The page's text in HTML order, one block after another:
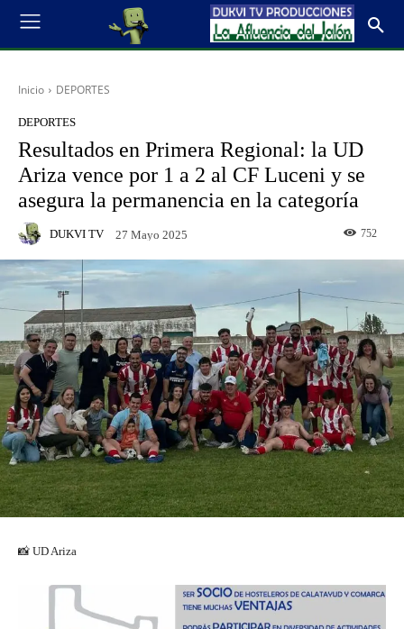
Inicio DEPORTES
DEPORTES
Resultados en Primera Regional: la UD
Ariza vence por 1 a 2 al CF Luceni y se
asegura la permanencia en la categoría
DUKVI TV 27 Mayo 2025 752
📸 UD Ariza